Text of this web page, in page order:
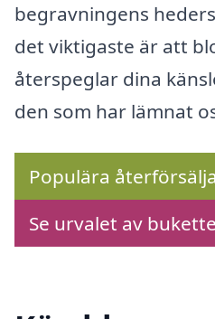
begravningens
det viktigaste är att
återspeglar dina
den som har lämnat
Populära
Se urvalet av